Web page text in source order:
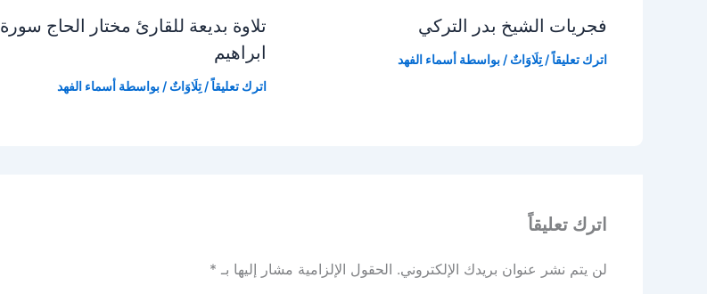
فجريات الشيخ بدر التركي
اترك تعليقاً/ تِلَاوَاتٌ / بواسطة أسماء الفهد
تلاوة بديعة للقارئ مختار الحاج سورة
ابراهيم
اترك تعليقاً/ تِلَاوَاتٌ / بواسطة أسماء الفهد
اترك تعليقاً
لن يتم نشر عنوان بريدك الإلكتروني. الحقول الإلزامية مشار إليها بـ *